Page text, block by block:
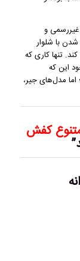
و
با شلوار
تنها کاری که
این که
مدل‌های جیر،
کفش